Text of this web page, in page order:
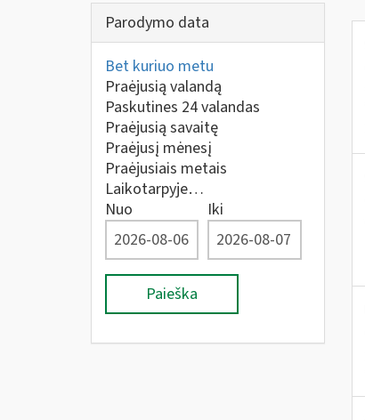
Parodymo data
Bet kuriuo metu
Praėjusią valandą
Paskutines 24 valandas
Praėjusią savaitę
Praėjusį mėnesį
Praėjusiais metais
Laikotarpyje…
Nuo
Iki
Paieška